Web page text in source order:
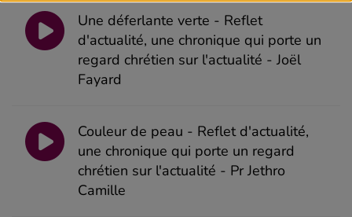
Une déferlante verte - Reflet
d'actualité, une chronique qui porte un
regard chrétien sur l'actualité - Joël
Fayard
Couleur de peau - Reflet d'actualité,
une chronique qui porte un regard
chrétien sur l'actualité - Pr Jethro
Camille